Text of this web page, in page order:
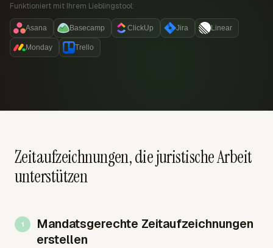
Funktioniert mit Ihrem Lieblingstool:
Asana Basecamp ClickUp Jira Linear
Monday Trello
Zeitaufzeichnungen, die juristische Arbeit
unterstützen
Mandatsgerechte Zeitaufzeichnungen
erstellen